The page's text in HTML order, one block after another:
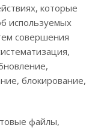
которые
используемых
совершения
блокирование,
файлы,